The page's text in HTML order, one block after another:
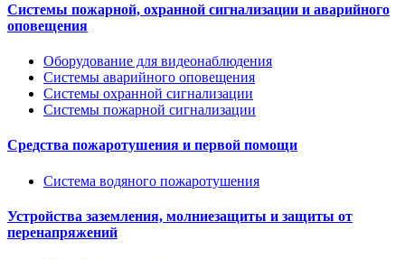
Системы пожарной, охранной сигнализации и аварийного
оповещения
Оборудование для видеонаблюдения
Системы аварийного оповещения
Системы охранной сигнализации
Системы пожарной сигнализации
Средства пожаротушения и первой помощи
Система водяного пожаротушения
Устройства заземления, молниезащиты и защиты от
перенапряжений